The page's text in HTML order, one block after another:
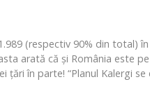
(respectiv 90% din total)
arată că și România este
în parte! “Planul Kalergi